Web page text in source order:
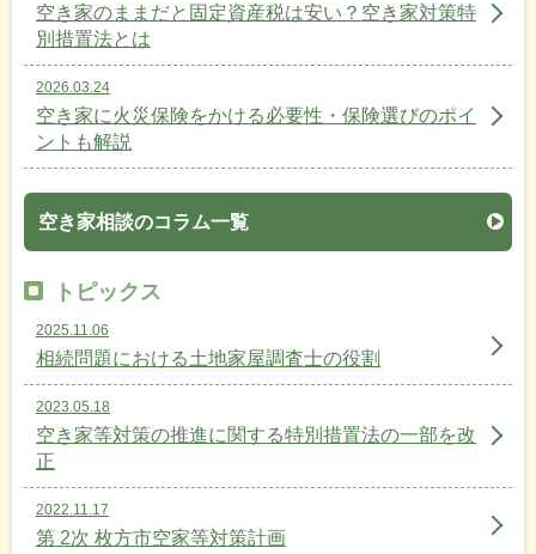
空き家のままだと固定資産税は安い？空き家対策特
別措置法とは
2026.03.24
空き家に火災保険をかける必要性・保険選びのポイ
ントも解説
空き家相談のコラム一覧
トピックス
2025.11.06
相続問題における土地家屋調査士の役割
2023.05.18
空き家等対策の推進に関する特別措置法の一部を改
正
2022.11.17
第 2次 枚方市空家等対策計画